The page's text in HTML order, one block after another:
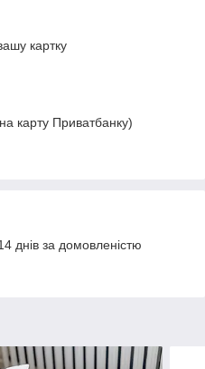
картку
карту Приватбанку)
днів за домовленістю